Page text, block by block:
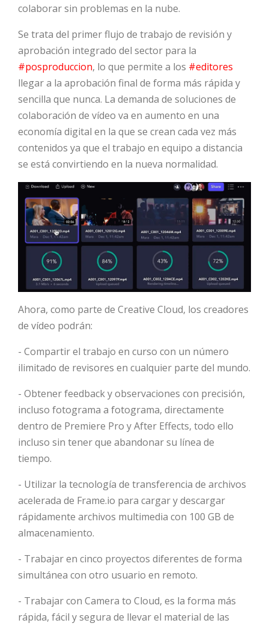
HOT
colaborar sin problemas en la nube.
Se trata del primer flujo de trabajo de revisión y
aprobación integrado del sector para la
#posproduccion, lo que permite a los #editores
llegar a la aprobación final de forma más rápida y
sencilla que nunca. La demanda de soluciones de
colaboración de vídeo va en aumento en una
economía digital en la que se crean cada vez más
contenidos ya que el trabajo en equipo a distancia
se está convirtiendo en la nueva normalidad.
Ahora, como parte de Creative Cloud, los creadores
de vídeo podrán:
- Compartir el trabajo en curso con un número
ilimitado de revisores en cualquier parte del mundo.
- Obtener feedback y observaciones con precisión,
incluso fotograma a fotograma, directamente
dentro de Premiere Pro y After Effects, todo ello
incluso sin tener que abandonar su línea de
tiempo.
- Utilizar la tecnología de transferencia de archivos
acelerada de Frame.io para cargar y descargar
rápidamente archivos multimedia con 100 GB de
almacenamiento.
- Trabajar en cinco proyectos diferentes de forma
simultánea con otro usuario en remoto.
- Trabajar con Camera to Cloud, es la forma más
rápida, fácil y segura de llevar el material de las